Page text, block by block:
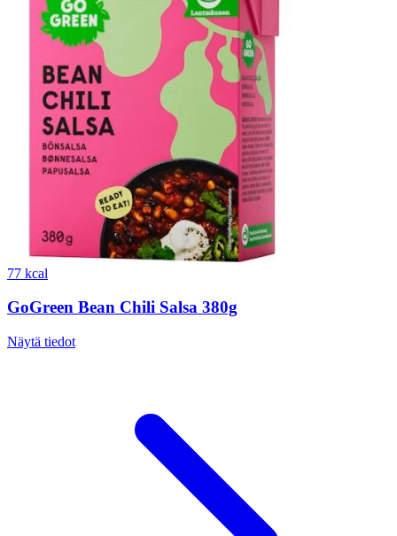
77 kcal
GoGreen Bean Chili Salsa 380g
Näytä tiedot